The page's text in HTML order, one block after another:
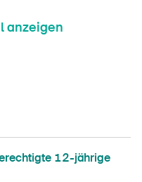
anzeigen
12-jährige